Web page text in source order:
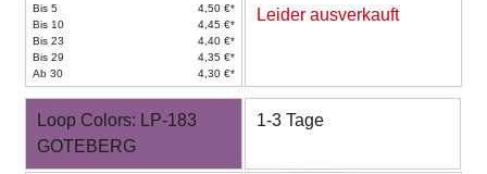
Bis 5
4,50 €*
Bis 10
4,45 €*
Bis 23
4,40 €*
Bis 29
4,35 €*
Ab 30
4,30 €*
Leider ausverkauft
Loop Colors: LP-183
GOTEBERG
1-3 Tage